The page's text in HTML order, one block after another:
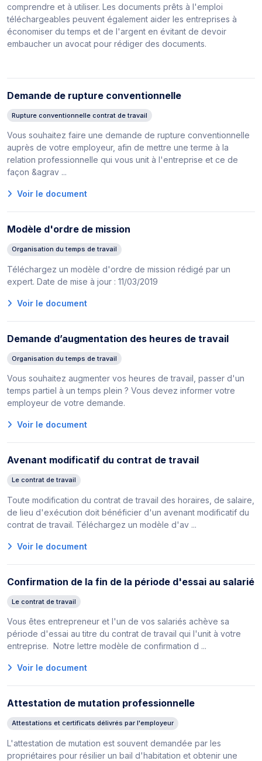
comprendre et à utiliser. Les documents prêts à l'emploi
téléchargeables peuvent également aider les entreprises à
économiser du temps et de l'argent en évitant de devoir
embaucher un avocat pour rédiger des documents.
Demande de rupture conventionnelle
Rupture conventionnelle contrat de travail
Vous souhaitez faire une demande de rupture conventionnelle
auprès de votre employeur, afin de mettre une terme à la
relation professionnelle qui vous unit à l'entreprise et ce de
façon &agrav ...
Voir le document
Modèle d'ordre de mission
Organisation du temps de travail
Téléchargez un modèle d'ordre de mission rédigé par un
expert. Date de mise à jour : 11/03/2019
Voir le document
Demande d’augmentation des heures de travail
Organisation du temps de travail
Vous souhaitez augmenter vos heures de travail, passer d'un
temps partiel à un temps plein ? Vous devez informer votre
employeur de votre demande.
Voir le document
Avenant modificatif du contrat de travail
Le contrat de travail
Toute modification du contrat de travail des horaires, de salaire,
de lieu d'exécution doit bénéficier d'un avenant modificatif du
contrat de travail. Téléchargez un modèle d'av ...
Voir le document
Confirmation de la fin de la période d'essai au salarié
Le contrat de travail
Vous êtes entrepreneur et l'un de vos salariés achève sa
période d'essai au titre du contrat de travail qui l'unit à votre
entreprise. Notre lettre modèle de confirmation d ...
Voir le document
Attestation de mutation professionnelle
Attestations et certificats délivrés par l'employeur
L'attestation de mutation est souvent demandée par les
propriétaires pour résilier un bail d'habitation et obtenir une